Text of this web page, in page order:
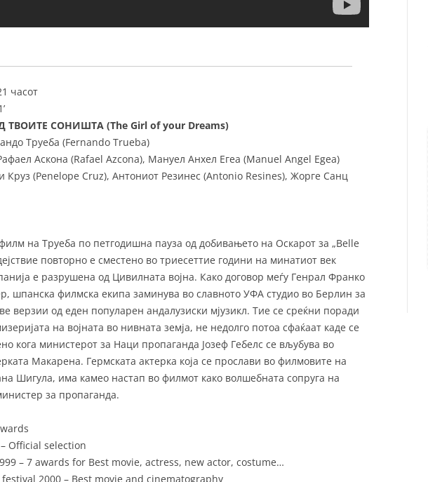
часот
ТВОИТЕ СОНИШТА (The Girl of your Dreams)
Труеба (Fernando Trueba)
Аскона (Rafael Azcona), Мануел Анхел Егеа (Manuel Angel Egea)
Круз (Penelope Cruz), Антониот Резинес (Antonio Resines), Жорге Санц
на Труеба по петгодишна пауза од дoбивањето на Оскарот за „Belle
повторно е сместено во триесеттие години на минатиот век
е разрушена од Цивилната војна. Како договор меѓу Генрал Франко
шпанска филмска екипа заминува во славното УФА студио во Берлин за
верзии од еден популарен андалузиски мјузикл. Тие се среќни поради
на војната во нивната земја, не недолго потоа сфаќаат каде се
кога министерот за Наци пропаганда Јозеф Гебелс се вљубува во
Макарена. Гермската актерка која се прослави во филмовите на
Шигула, има камео настап во филмот како волшебната сопруга на
за пропаганда.
Official selection
– 7 awards for Best movie, actress, new actor, costume…
2000 – Best movie and cinematography